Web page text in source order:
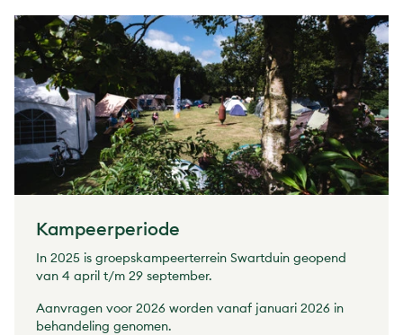
Kampeerperiode
In 2025 is groepskampeerterrein Swartduin geopend
van 4 april t/m 29 september.
Aanvragen voor 2026 worden vanaf januari 2026 in
behandeling genomen.